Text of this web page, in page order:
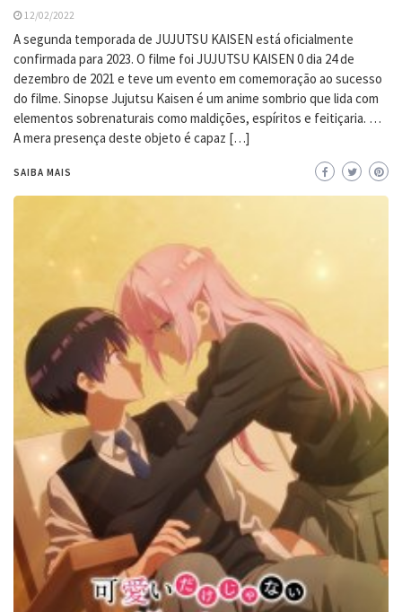
12/02/2022
A segunda temporada de JUJUTSU KAISEN está oficialmente
confirmada para 2023. O filme foi JUJUTSU KAISEN 0 dia 24 de
dezembro de 2021 e teve um evento em comemoração ao sucesso
do filme. Sinopse Jujutsu Kaisen é um anime sombrio que lida com
elementos sobrenaturais como maldições, espíritos e feitiçaria. …
A mera presença deste objeto é capaz […]
SAIBA MAIS